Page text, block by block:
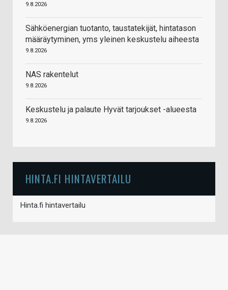
9.8.2026
Sähköenergian tuotanto, taustatekijät, hintatason
määräytyminen, yms yleinen keskustelu aiheesta
9.8.2026
NAS rakentelut
9.8.2026
Keskustelu ja palaute Hyvät tarjoukset -alueesta
9.8.2026
HINTA.FI HINTAVERTAILU
Hinta.fi hintavertailu